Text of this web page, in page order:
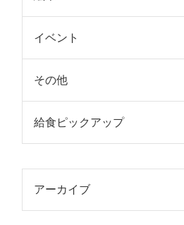
イベント
その他
給食ピックアップ
アーカイブ